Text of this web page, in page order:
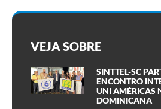
VEJA SOBRE
SINTTEL-SC
ENCONTRO
UNI AMÉRICAS
DOMINICANA